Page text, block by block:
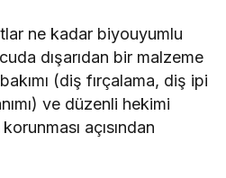
ne kadar biyouyumlu
dışarıdan bir malzeme
(diş fırçalama, diş ipi
ve düzenli hekimi
açısından